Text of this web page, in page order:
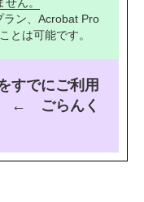
ン、Acrobat Pro
とは可能です。
すでにご利用
← ごらんく